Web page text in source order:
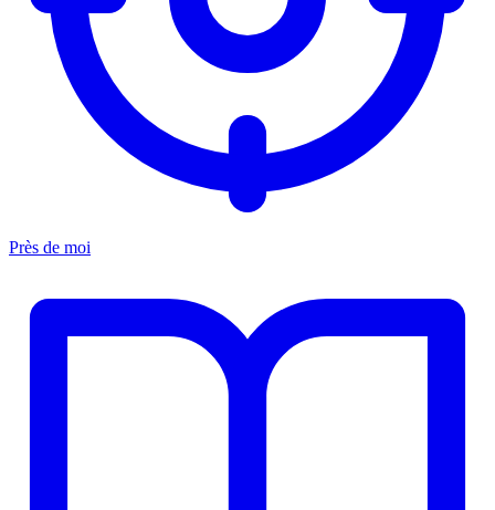
Près de moi